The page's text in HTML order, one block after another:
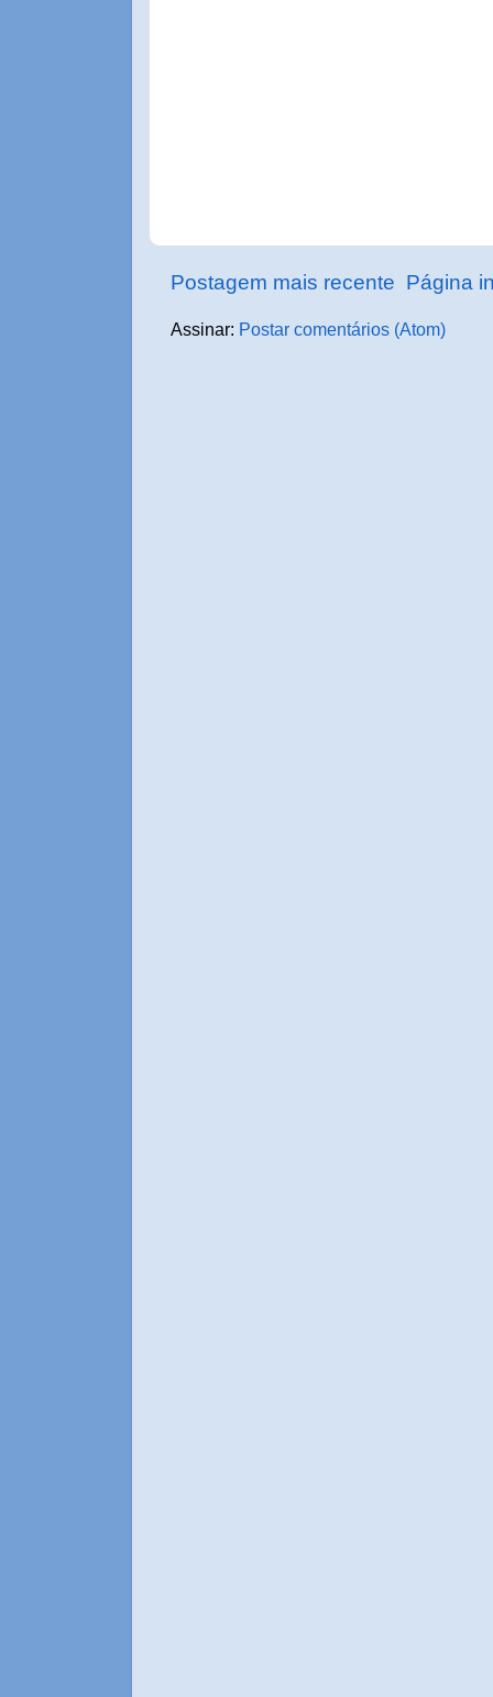
Postagem mais recente Página
Assinar: Postar comentários (Atom)